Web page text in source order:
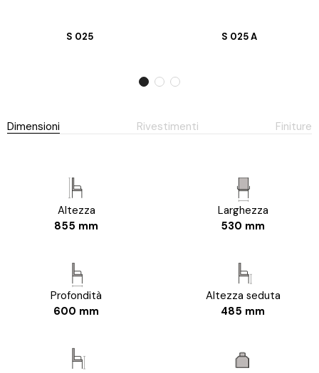
S 025 S 025 A
Dimensioni Rivestimenti Finiture
Altezza
855 mm
Larghezza
530 mm
Profondità
600 mm
Altezza seduta
485 mm